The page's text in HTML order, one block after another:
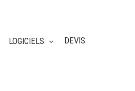
LOGICIELS DEVIS